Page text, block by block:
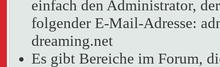
einfach den Administrator,
folgender E-Mail-Adresse:
dreaming.net
Es gibt Bereiche im Forum,